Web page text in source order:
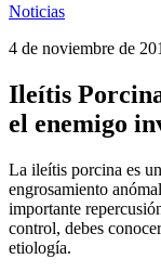
Noticias
4 de noviembre de
Ileítis
el enemigo
La ileítis porcina es
engrosamiento
importante
control, debes
etiología.